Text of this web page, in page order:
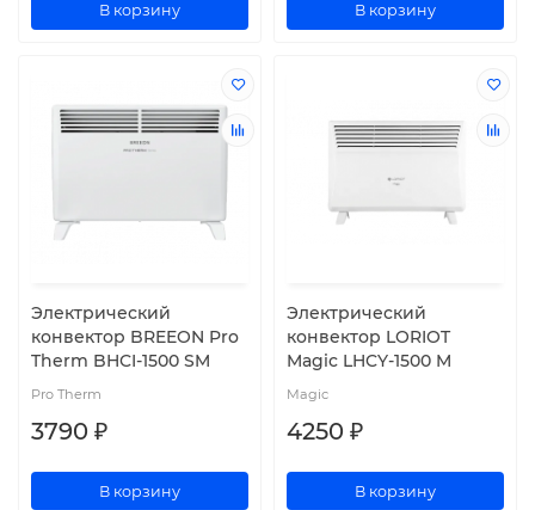
В корзину В корзину
Электрический
конвектор BREEON Pro
Therm BHCI-1500 SM
Pro Therm
3790 ₽
В корзину
Электрический
конвектор LORIOT
Magic LHCY-1500 M
Magic
4250 ₽
В корзину